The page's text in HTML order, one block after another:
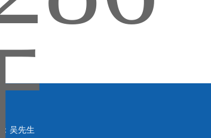
吴先生